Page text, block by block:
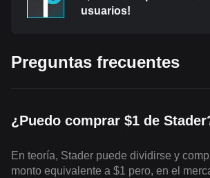
usuarios!
Preguntas frecuentes
¿Puedo comprar $1 de
En teoría, Stader puede dividirse y
monto equivalente a $1 pero, en el